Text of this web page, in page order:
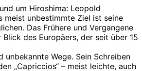
um Hiroshima: Leopold
meist unbestimmte Ziel ist seine
Das Frühere und Vergangene
des Europäers, der seit über 15
Wege. Sein Schreiben
„Capriccios“ – meist leichte, auch